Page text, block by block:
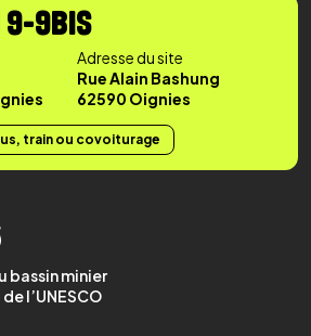
9-9BIS
Adresse du site
Rue Alain Bashung
62590 Oignies
train ou covoiturage
bassin minier
l’UNESCO